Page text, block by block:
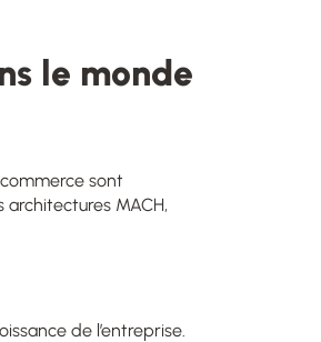
le monde
sont
MACH,
de l’entreprise.